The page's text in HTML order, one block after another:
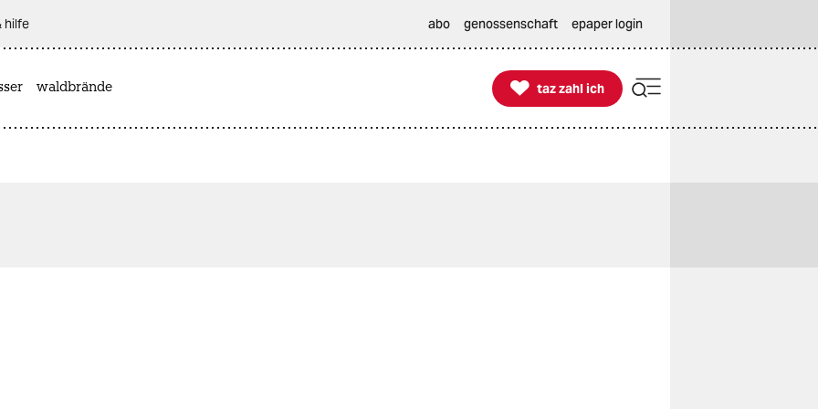
hilfe abo genossenschaft epaper login
waldbrände 
taz zahl ich
taz zahl ich